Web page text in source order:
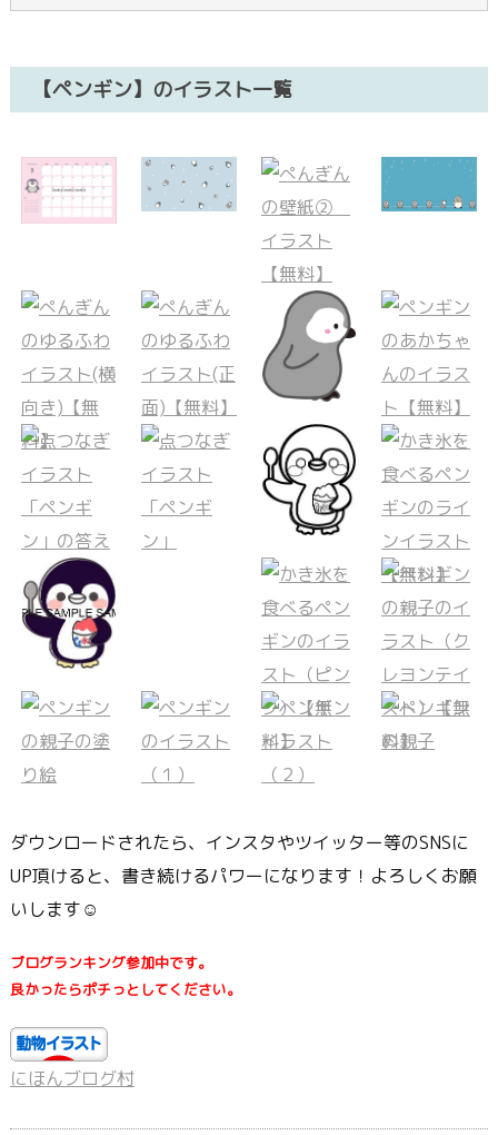
【ペンギン】のイラスト一覧
ダウンロードされたら、インスタやツイッター等のSNSに
UP頂けると、書き続けるパワーになります！よろしくお願
いします☺
ブログランキング参加中です。
良かったらポチっとしてください。
にほんブログ村